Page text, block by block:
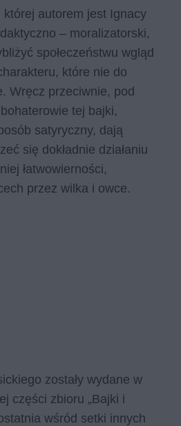
której autorem jest Ignacy
– moralizatorski,
społeczeństwu wgląd
które nie do
Wręcz przeciwnie, pod
tej bajki,
satyryczny, dają
się dokładnie działaniu
łatwowierności,
przez wilka i owce.
zostały wydane w
części zbioru „Bajki i
wśród setki innych